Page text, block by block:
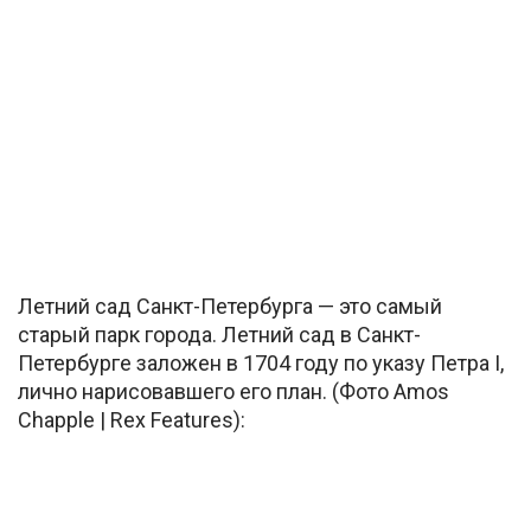
Летний сад Санкт-Петербурга — это самый
старый парк города. Летний сад в Санкт-
Петербурге заложен в 1704 году по указу Петра I,
лично нарисовавшего его план. (Фото Amos
Chapple | Rex Features):